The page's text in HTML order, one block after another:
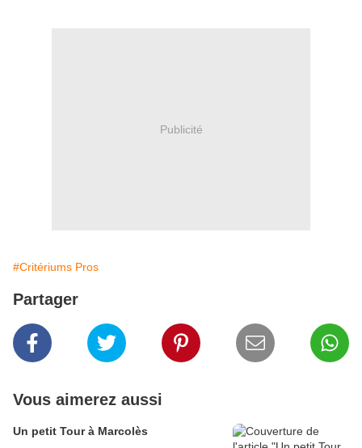
Publicité
#Critériums Pros
Partager
Vous aimerez aussi
Un petit Tour à Marcolès